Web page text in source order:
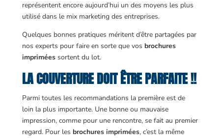
représentent encore aujourd’hui un des moyens les plus
utilisé dans le mix marketing des entreprises.
Quelques bonnes pratiques méritent d’être partagées par
nos experts pour faire en sorte que vos brochures
impriméessortent du lot.
LA COUVERTURE DOIT ÊTRE PARFAITE !!
Parmi toutes les recommandations la première est de
loin la plus importante. Une bonne ou mauvaise
impression, comme pour une rencontre, se fait au premier
regard. Pour les brochures imprimées, c’est la même